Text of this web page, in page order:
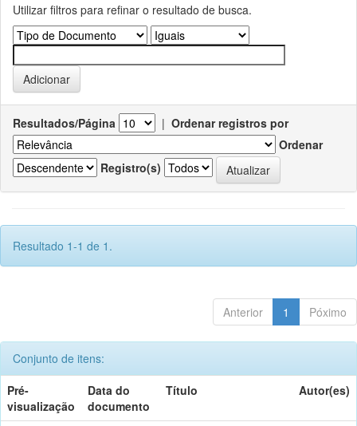
Utilizar filtros para refinar o resultado de busca.
Resultados/Página | Ordenar registros por
Ordenar
Registro(s)
Resultado 1-1 de 1.
Anterior 1 Póximo
Conjunto de itens:
Pré-
visualização
Data do
documento
Título Autor(es)